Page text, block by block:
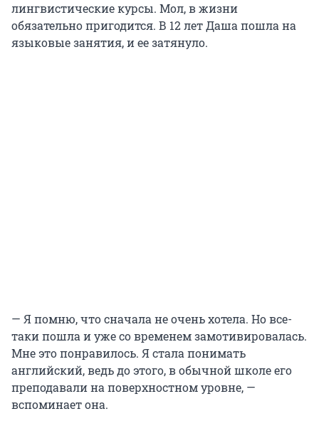
лингвистические курсы. Мол, в жизни
обязательно пригодится. В 12 лет Даша пошла на
языковые занятия, и ее затянуло.
— Я помню, что сначала не очень хотела. Но все-
таки пошла и уже со временем замотивировалась.
Мне это понравилось. Я стала понимать
английский, ведь до этого, в обычной школе его
преподавали на поверхностном уровне, —
вспоминает она.